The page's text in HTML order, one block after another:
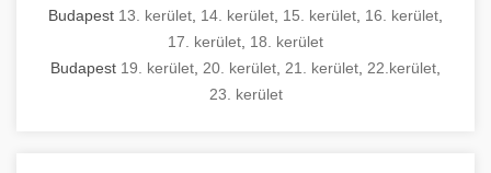
megtervezésében, valamint a telepítés és az
üzembe helyezés koordinálásában. Hosszú távú
garancia, gyors szerviz és folyamatos műszaki
támogatás biztosítja az Ön nyugalmát és
Budapest 13. kerület 14. kerület 15. kerület 16. kerület
17. kerület 18. kerület
Budapest 19. kerület 20. kerület 21. kerület 22.kerület
23. kerület